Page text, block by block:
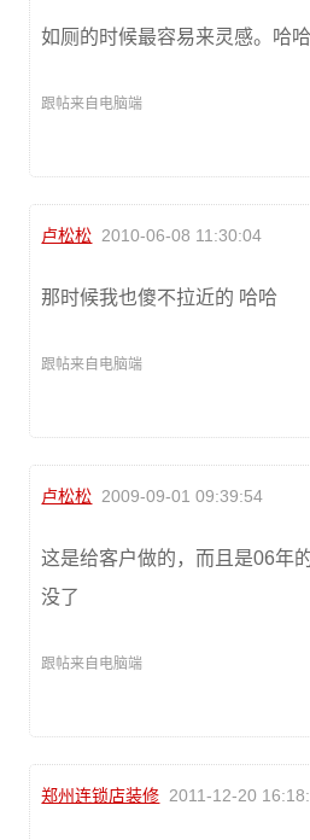
如厕的时候最容易来灵感。哈哈
跟帖来自电脑端
卢松松 2010-06-08 11:30:04
那时候我也傻不拉近的 哈哈
跟帖来自电脑端
卢松松 2009-09-01 09:39:54
这是给客户做的，而且是06年
没了
跟帖来自电脑端
郑州连锁店装修 2011-12-20